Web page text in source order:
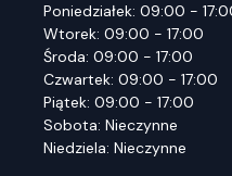
Poniedziałek: 09:00 -
Wtorek: 09:00 - 17:00
Środa: 09:00 - 17:00
Czwartek: 09:00 - 17:00
Piątek: 09:00 - 17:00
Sobota: Nieczynne
Niedziela: Nieczynne